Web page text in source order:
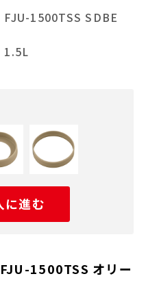
FJU-1500TSS SDBE
1.5L
に進む
1500TSS オリー